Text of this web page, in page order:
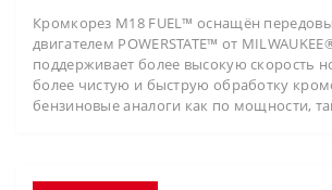
Кромкорез M18 FUEL™ оснащён
двигателем POWERSTATE™ от
поддерживает более высокую скорость
более чистую и быструю обработку
бензиновые аналоги как по мощности,